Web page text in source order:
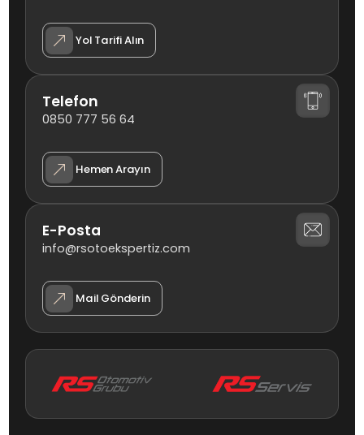
Yol Tarifi Alın
Telefon
0850 777 56 64
Hemen Arayın
E-Posta
info@rsotoekspertiz.com
Mail Gönderin